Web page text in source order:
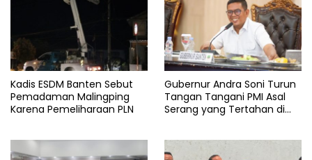
Kadis ESDM Banten Sebut
Pemadaman Malingping
Karena Pemeliharaan PLN
Gubernur Andra Soni Turun
Tangan Tangani PMI Asal
Serang yang Tertahan di